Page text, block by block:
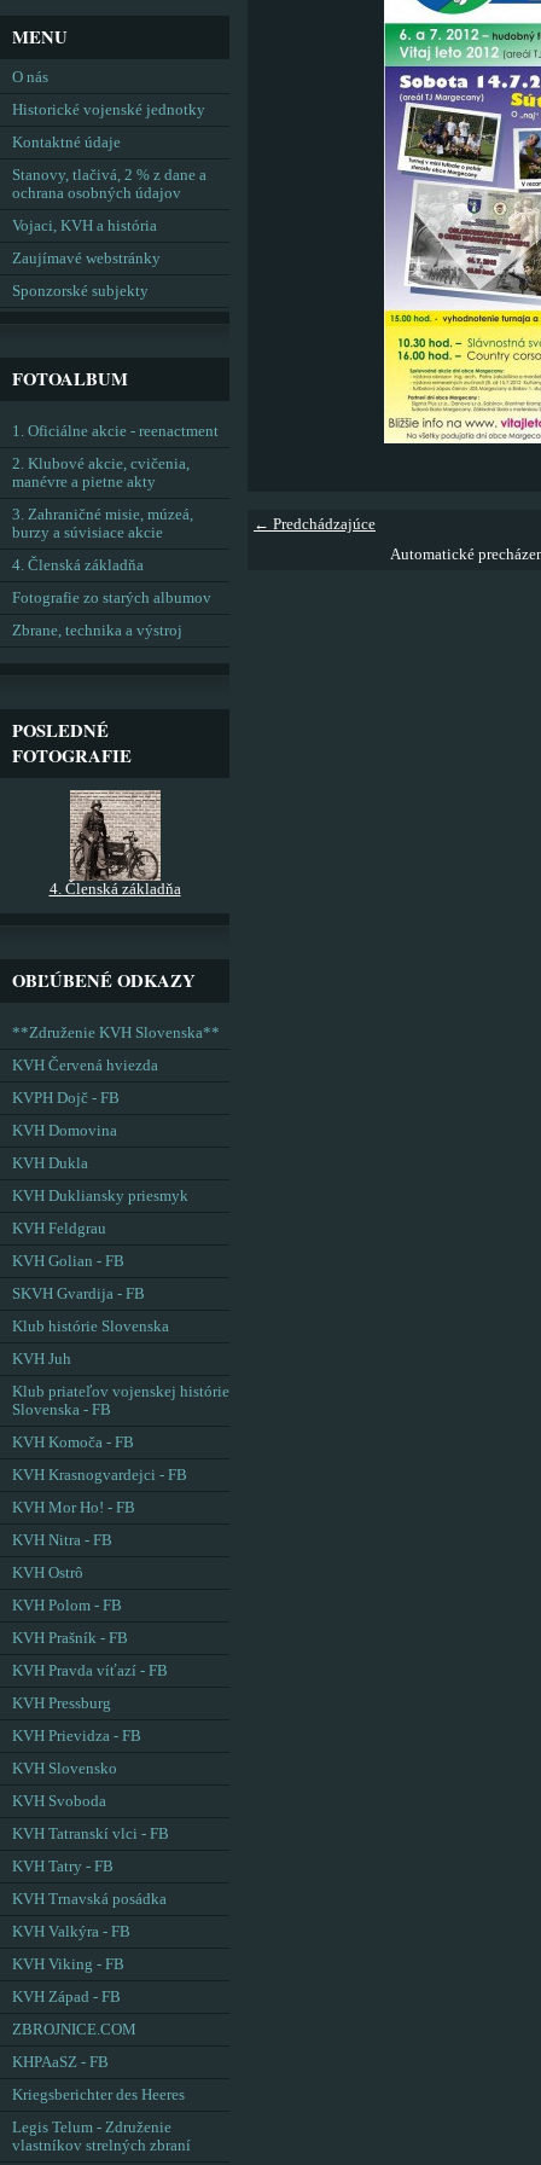
← Predchádzajúce
Automatické
MENU
O nás
Historické vojenské jednotky
Kontaktné údaje
Stanovy, tlačivá, 2 % z dane a
ochrana osobných údajov
Vojaci, KVH a história
Zaujímavé webstránky
Sponzorské subjekty
FOTOALBUM
1. Oficiálne akcie - reenactment
2. Klubové akcie, cvičenia,
manévre a pietne akty
3. Zahraničné misie, múzeá,
burzy a súvisiace akcie
4. Členská základňa
Fotografie zo starých albumov
Zbrane, technika a výstroj
POSLEDNÉ
FOTOGRAFIE
4. Členská základňa
OBĽÚBENÉ ODKAZY
**Združenie KVH Slovenska**
KVH Červená hviezda
KVPH Dojč - FB
KVH Domovina
KVH Dukla
KVH Dukliansky priesmyk
KVH Feldgrau
KVH Golian - FB
SKVH Gvardija - FB
Klub histórie Slovenska
KVH Juh
Klub priateľov vojenskej histórie
Slovenska - FB
KVH Komoča - FB
KVH Krasnogvardejci - FB
KVH Mor Ho! - FB
KVH Nitra - FB
KVH Ostrô
KVH Polom - FB
KVH Prašník - FB
KVH Pravda víťazí - FB
KVH Pressburg
KVH Prievidza - FB
KVH Slovensko
KVH Svoboda
KVH Tatranskí vlci - FB
KVH Tatry - FB
KVH Trnavská posádka
KVH Valkýra - FB
KVH Viking - FB
KVH Západ - FB
ZBROJNICE.COM
KHPAaSZ - FB
Kriegsberichter des Heeres
Legis Telum - Združenie
vlastníkov strelných zbraní